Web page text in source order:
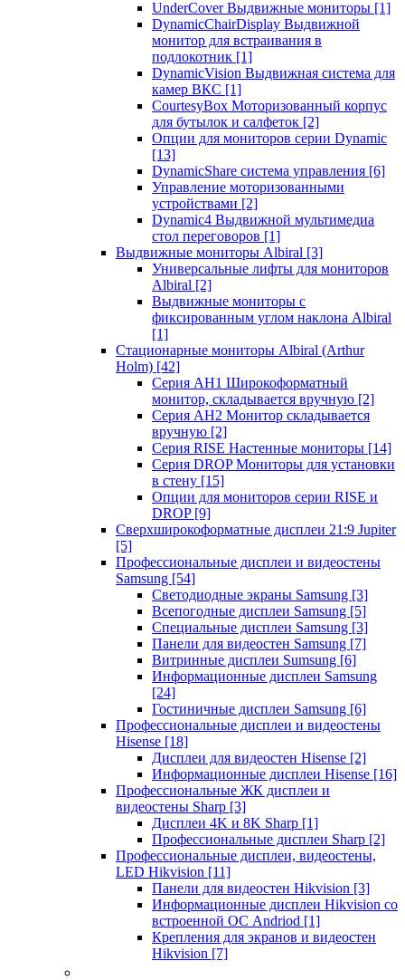
UnderCover Выдвижные мониторы [1]
DynamicChairDisplay Выдвижной
монитор для встраивания в
подлокотник [1]
DynamicVision Выдвижная система для
камер ВКС [1]
CourtesyBox Моторизованный корпус
для бутылок и салфеток [2]
Опции для мониторов серии Dynamic
[13]
DynamicShare система управления [6]
Управление моторизованными
устройствами [2]
Dynamic4 Выдвижной мультимедиа
стол переговоров [1]
Выдвижные мониторы Albiral [3]
Универсальные лифты для мониторов
Albiral [2]
Выдвижные мониторы с
фиксированным углом наклона Albiral
[1]
Стационарные мониторы Albiral (Arthur
Holm) [42]
Серия AH1 Широкоформатный
монитор, складывается вручную [2]
Серия AH2 Монитор складывается
вручную [2]
Серия RISE Настенные мониторы [14]
Серия DROP Мониторы для установки
в стену [15]
Опции для мониторов серии RISE и
DROP [9]
Сверхширокоформатные дисплеи 21:9 Jupiter
[5]
Профессиональные дисплеи и видеостены
Samsung [54]
Светодиодные экраны Samsung [3]
Всепогодные дисплеи Samsung [5]
Специальные дисплеи Samsung [3]
Панели для видеостен Samsung [7]
Витринные дисплеи Sumsung [6]
Информационные дисплеи Samsung
[24]
Гостиничные дисплеи Samsung [6]
Профессиональные дисплеи и видеостены
Hisense [18]
Дисплеи для видеостен Hisense [2]
Информационные дисплеи Hisense [16]
Профессиональные ЖК дисплеи и
видеостены Sharp [3]
Дисплеи 4K и 8K Sharp [1]
Профессиональные дисплеи Sharp [2]
Профессиональные дисплеи, видеостены,
LED Hikvision [11]
Панели для видеостен Hikvision [3]
Информационные дисплеи Hikvision со
встроенной ОС Andriod [1]
Крепления для экранов и видеостен
Hikvision [7]